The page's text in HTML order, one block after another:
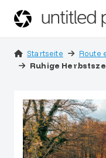
Startseite
Route
Ruhige